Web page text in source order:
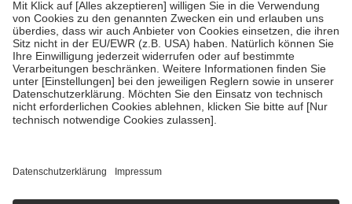
fallenkeine Zuzahlungenan bei:
• Kindern und Jugendlichen bis zum vollendeten 18. Lebensjahr
mit Ausnahme der Fahrkosten
• Untersuchungen zur Vorsorge und Früherkennung, die von der
GKV getragen werden
• empfohlenen Schutzimpfungen
• Harn- und Blutteststreifen
getroffen, um sicherzustellen, dass es sich um echte Bewertungen